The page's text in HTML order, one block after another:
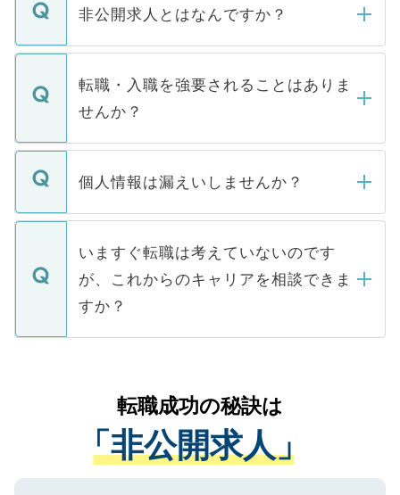
登録内容を確認し、その後メールもしくは
ます。通常、5営業日以内にはご連絡をせて
いただきますので、しばらくお待ちくださ
非公開求人とはなんですか？
マイナビDOCTORで取り扱っている求人の
うち約3割は、Webサイトからご覧いただ
けない「非公開求人」です。非公開求人は
下記の理由によって、一般には公開してい
ません。
■応募殺到を避けるため 人気のある医療機
関を公にしてしまうと、応募が殺到する場
に、医療機関が求める条件に合った人材の
みを人材紹介会社に依頼するケースが増え
ています。
転職・入職を強要されることはありま
せんか？
転職・入職を強要することは一切ありませ
ん。また、仮に応募先から内定をいただい
定を承諾する必要はありません。内定先へ
の辞退の連絡はキャリアパートナーが行い
個人情報は漏えいしませんか？
個人情報が漏えいすることはありませんの
で、ご安心ください。当サイトからの登録
などで収集したご登録者様の個人情報は、
ご本人のキャリアアップおよび転職活動の
支援を目的に使用いたします。お預かりし
ているすべての個人データはご本人の許可
は、個人情報の取り扱いについての厳密な
管理基準を満たした事業者のみに付与され
る、プライバシーマークを取得済みです。
いますぐ転職は考えていないのです
が、これからのキャリアを相談できま
すか？
かがいして、現在の医療機関の状況や紹介
経験をまじえながら、適切なアドバイスを
させていただきます。すぐにご転職をされ
ない方には、長期的なサポートが可能です
ので、まずはご登録ください。
転職成功の秘訣は
「非公開求人」